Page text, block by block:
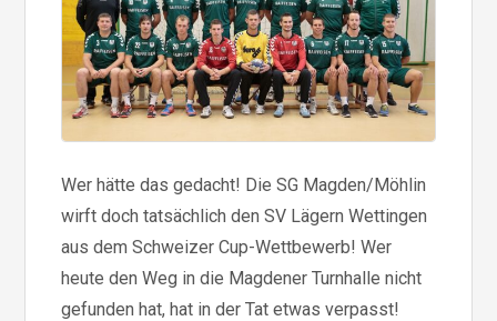
Wer hätte das gedacht! Die SG Magden/Möhlin
wirft doch tatsächlich den SV Lägern Wettingen
aus dem Schweizer Cup-Wettbewerb! Wer
heute den Weg in die Magdener Turnhalle nicht
gefunden hat, hat in der Tat etwas verpasst!